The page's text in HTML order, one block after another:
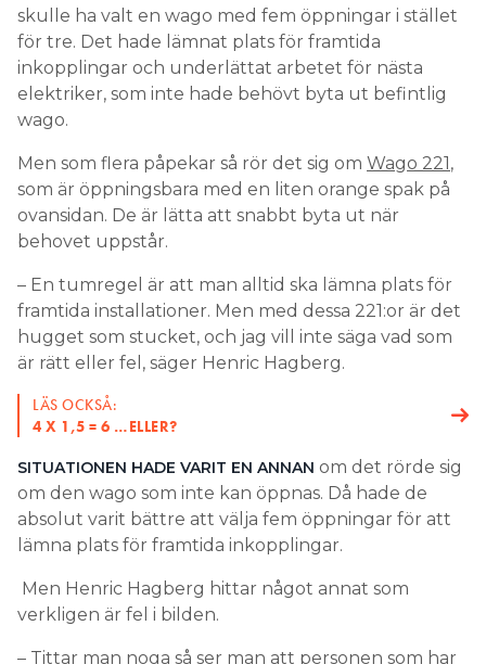
skulle ha valt en wago med fem öppningar i stället
för tre. Det hade lämnat plats för framtida
inkopplingar och underlättat arbetet för nästa
elektriker, som inte hade behövt byta ut befintlig
wago.
Men som flera påpekar så rör det sig om Wago 221 ,
som är öppningsbara med en liten orange spak på
ovansidan. De är lätta att snabbt byta ut när
behovet uppstår.
– En tumregel är att man alltid ska lämna plats för
framtida installationer. Men med dessa 221:or är det
hugget som stucket, och jag vill inte säga vad som
är rätt eller fel, säger Henric Hagberg.
LÄS OCKSÅ:
4 X 1,5 = 6 …ELLER?
SITUATIONEN HADE VARIT EN ANNAN om det rörde sig
om den wago som inte kan öppnas. Då hade de
absolut varit bättre att välja fem öppningar för att
lämna plats för framtida inkopplingar.
Men Henric Hagberg hittar något annat som
verkligen är fel i bilden.
– Tittar man noga så ser man att personen som har